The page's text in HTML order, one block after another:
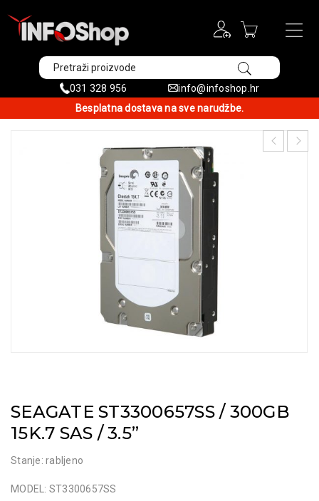
031 328 956
info@infoshop.hr
Besplatna dostava na sve narudžbe.
SEAGATE ST3300657SS / 300GB
15K.7 SAS / 3.5”
Stanje: rabljeno
MODEL: ST3300657SS